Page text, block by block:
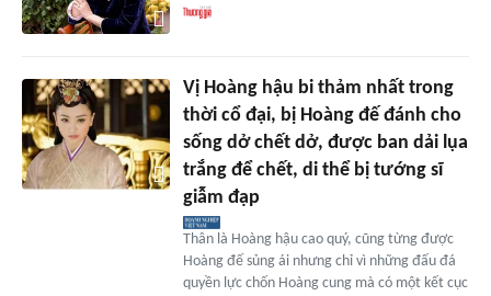
Vị Hoàng hậu bi thảm nhất trong
thời cổ đại, bị Hoàng đế đánh cho
sống dở chết dở, được ban dải lụa
trắng để chết, di thể bị tướng sĩ
giẫm đạp
Thân là Hoàng hậu cao quý, cũng từng được
Hoàng đế sủng ái nhưng chỉ vì những đấu đá
quyền lực chốn Hoàng cung mà có một kết cục